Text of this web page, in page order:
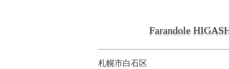
Farandole
札幌市白石区